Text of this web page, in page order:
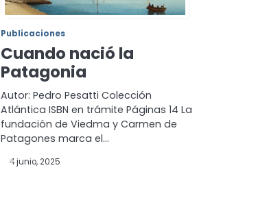
Publicaciones
Cuando nació la
Patagonia
Autor: Pedro Pesatti Colección
Atlántica ISBN en trámite Páginas 14 La
fundación de Viedma y Carmen de
Patagones marca el…
4 junio, 2025